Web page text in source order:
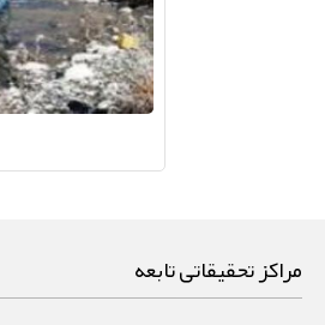
مراکز تحقیقاتی تابعه